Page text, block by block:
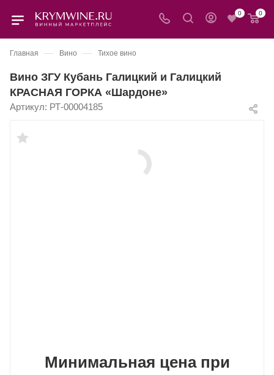
0 0
Главная — Вино — Тихое вино
Вино ЗГУ Кубань Галицкий и Галицкий
КРАСНАЯ ГОРКА «Шардоне»
Артикул: РТ-00004185
Минимальная цена при